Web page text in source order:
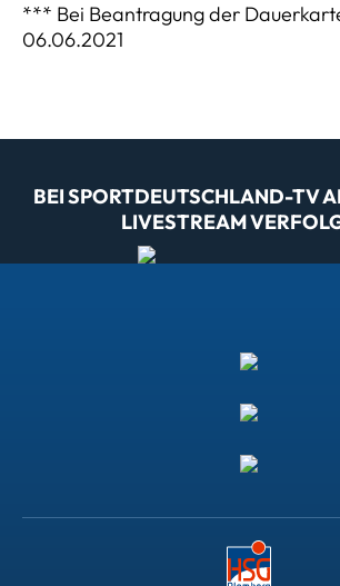
*** Bei Beantragung der
06.06.2021
BEI SPORTDEUTSCHLAND-TV
LIVESTREAM